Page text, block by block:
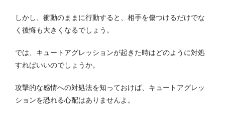
しかし、衝動のままに行動すると、相手を傷つけるだけでな
く後悔も大きくなるでしょう。
では、キュートアグレッションが起きた時はどのように対処
すればいいのでしょうか。
攻撃的な感情への対処法を知っておけば、キュートアグレッ
ションを恐れる心配はありませんよ。